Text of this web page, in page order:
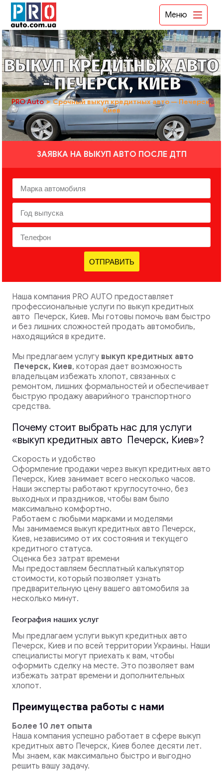
Меню
ВЫКУП КРЕДИТНЫХ АВТО
- ПЕЧЕРСК, КИЕВ
PRO Auto➤Срочный выкуп кредитных авто — Печерск,
Киев
ЗАЯВКА НА ВЫКУП АВТО ПОСЛЕ ДТП
ОТПРАВИТЬ
Наша компания PRO AUTO предоставляет
профессиональные услуги по выкуп кредитных
авто Печерск, Киев. Мы готовы помочь вам быстро
и без лишних сложностей продать автомобиль,
находящийся в кредите.
Мы предлагаем услугу выкуп кредитных авто
Печерск, Киев, которая дает возможность
владельцам избежать хлопот, связанных с
ремонтом, лишних формальностей и обеспечивает
быструю продажу аварийного транспортного
средства.
Почему стоит выбрать нас для услуги
«выкуп кредитных авто Печерск, Киев»?
Скорость и удобство
Оформление продажи через выкуп кредитных авто
Печерск, Киев занимает всего несколько часов.
Наши эксперты работают круглосуточно, без
выходных и праздников, чтобы вам было
максимально комфортно.
Работаем с любыми марками и моделями
Мы занимаемся выкуп кредитных авто Печерск,
Киев, независимо от их состояния и текущего
кредитного статуса.
Оценка без затрат времени
Мы предоставляем бесплатный калькулятор
стоимости, который позволяет узнать
предварительную цену вашего автомобиля за
несколько минут.
География наших услуг
Мы предлагаем услуги выкуп кредитных авто
Печерск, Киев и по всей территории Украины. Наши
специалисты могут приехать к вам, чтобы
оформить сделку на месте. Это позволяет вам
избежать затрат времени и дополнительных
хлопот.
Преимущества работы с нами
Более 10 лет опыта
Наша компания успешно работает в сфере выкуп
кредитных авто Печерск, Киев более десяти лет.
Мы знаем, как максимально быстро и выгодно
решить вашу задачу.